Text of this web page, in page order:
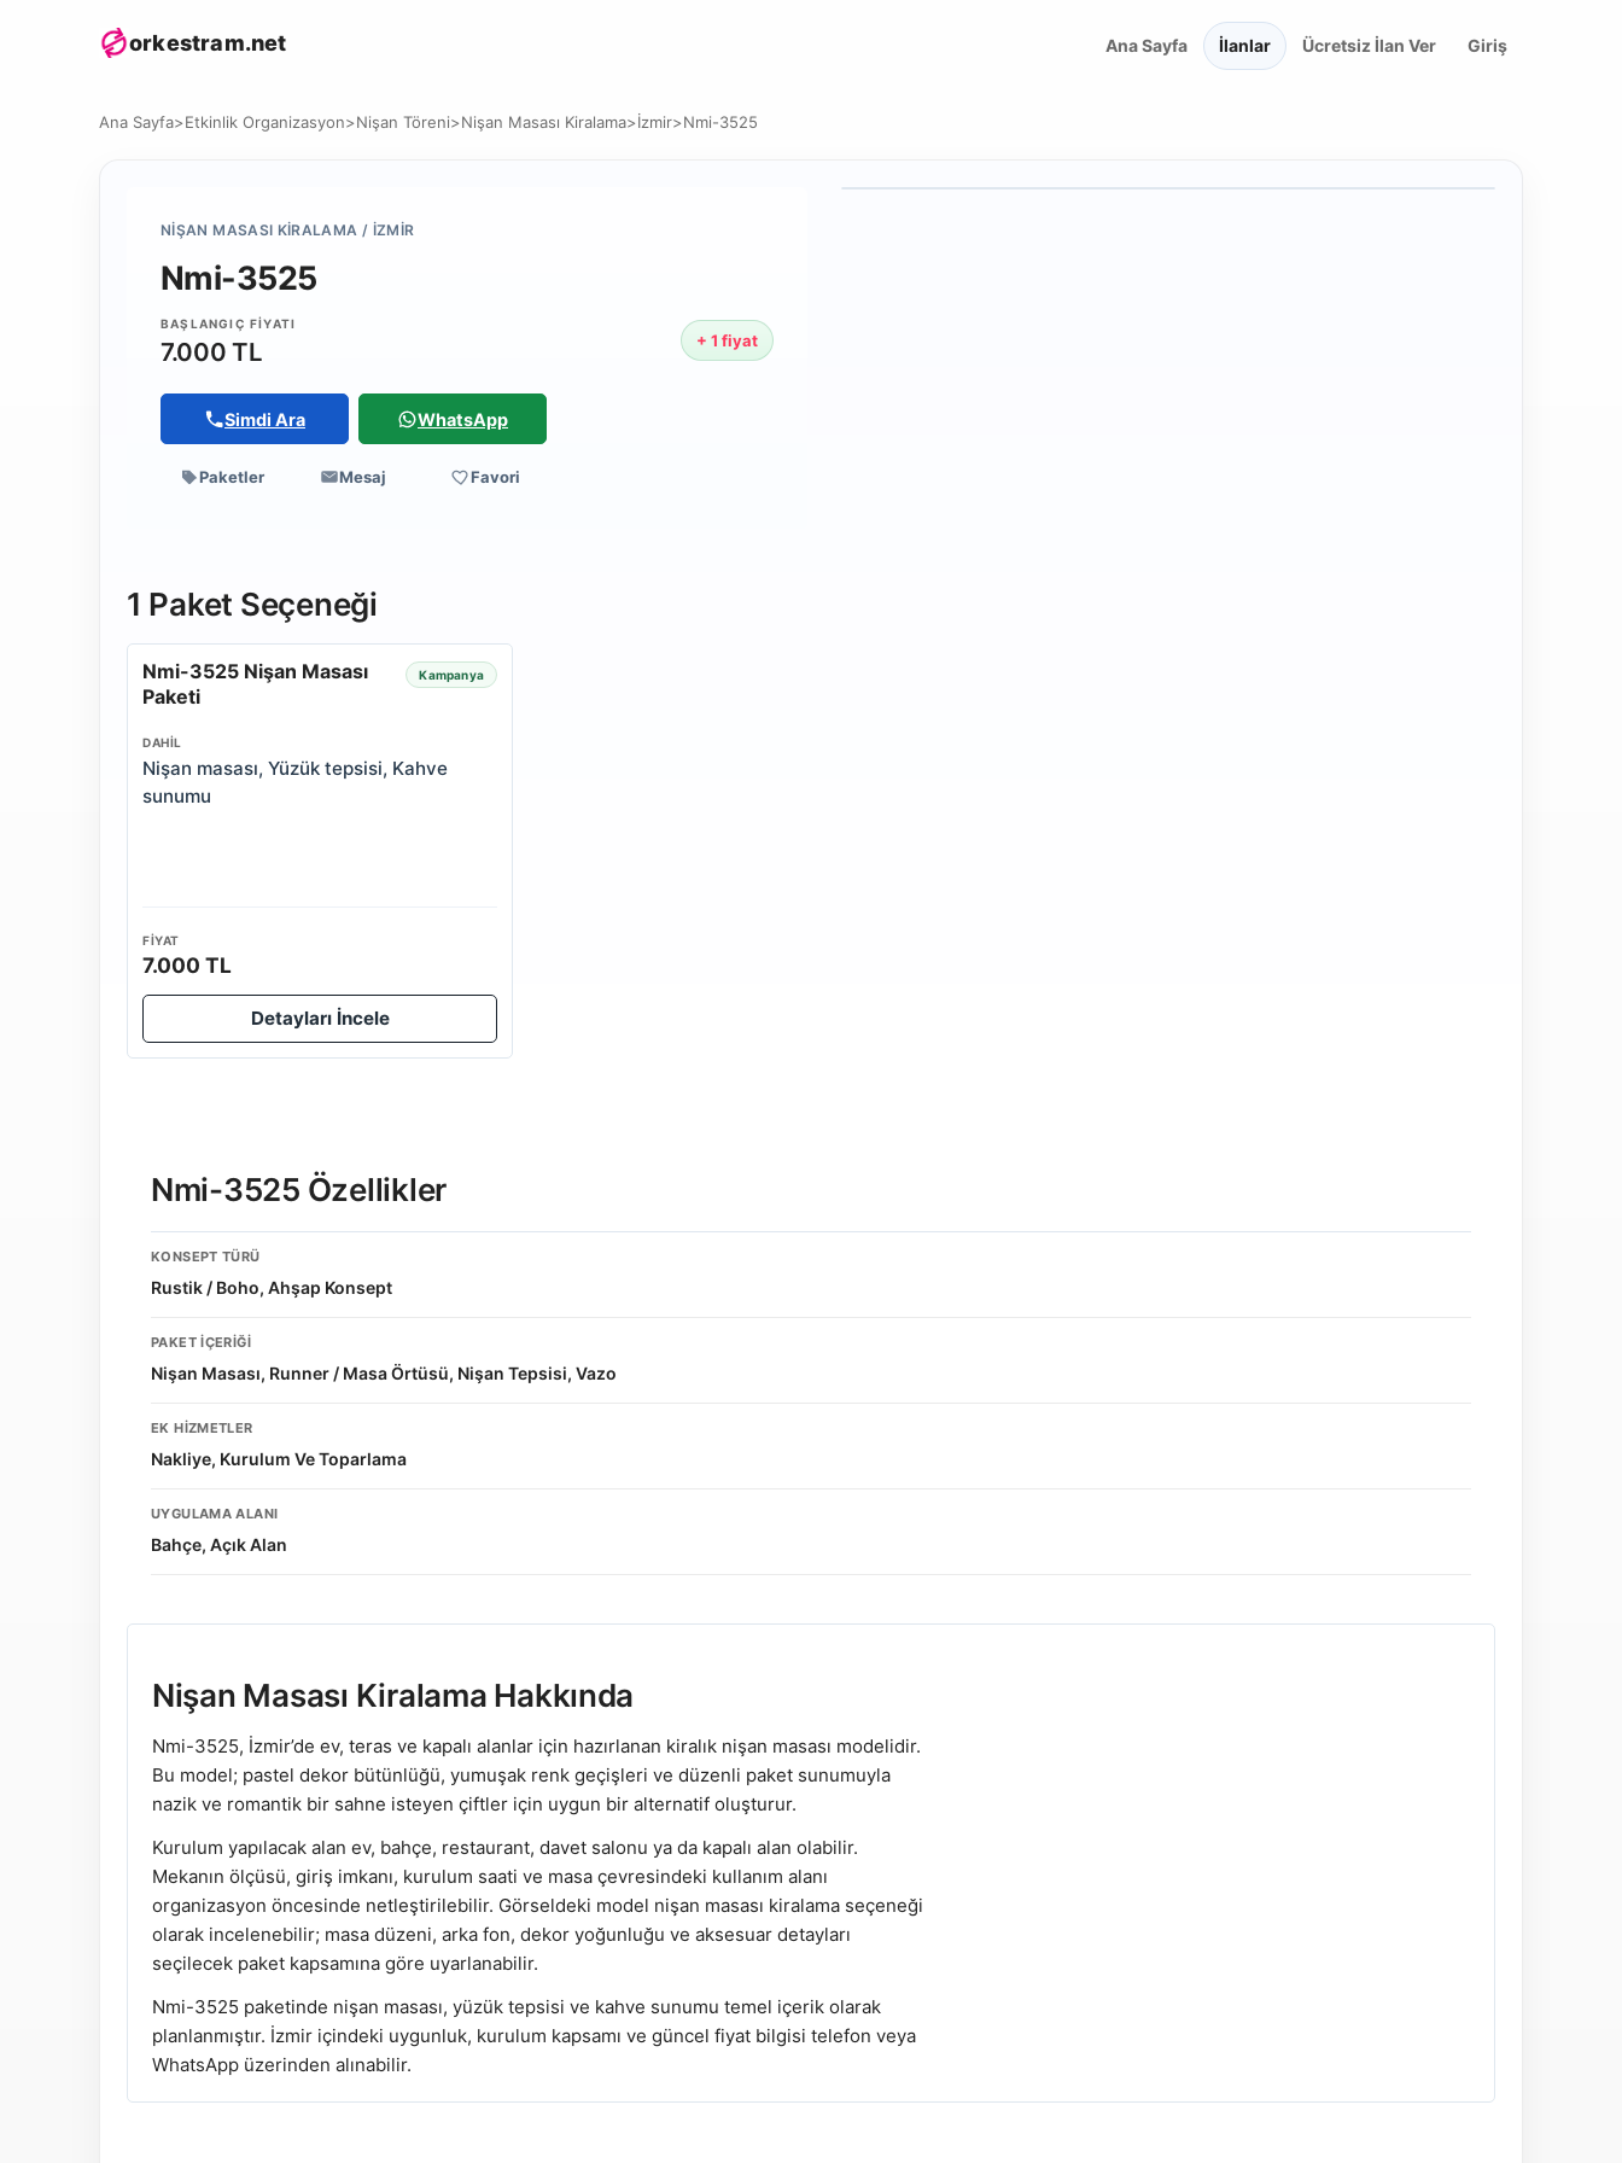
orkestram.net Ana Sayfa İlanlar Ücretsiz İlan Ver Giriş
Ana Sayfa>Etkinlik Organizasyon>Nişan Töreni>Nişan Masası Kiralama>İzmir>Nmi-3525
NIŞAN MASASI KIRALAMA / İZMIR
Nmi-3525
BAŞLANGIÇ FIYATI
7.000 TL + 1 fiyat
Simdi Ara WhatsApp
Paketler Mesaj Favori
1 Paket Seçeneği
Nmi-3525 Nişan Masası
Paketi
Kampanya
DAHIL
Nişan masası, Yüzük tepsisi, Kahve
sunumu
FIYAT
7.000 TL
Detayları İncele
Nmi-3525 Özellikler
KONSEPT TÜRÜ
Rustik / Boho, Ahşap Konsept
PAKET İÇERIĞI
Nişan Masası, Runner / Masa Örtüsü, Nişan Tepsisi, Vazo
EK HIZMETLER
Nakliye, Kurulum Ve Toparlama
UYGULAMA ALANI
Bahçe, Açık Alan
Nişan Masası Kiralama Hakkında
Nmi-3525, İzmir’de ev, teras ve kapalı alanlar için hazırlanan kiralık nişan masası modelidir.
Bu model; pastel dekor bütünlüğü, yumuşak renk geçişleri ve düzenli paket sunumuyla
nazik ve romantik bir sahne isteyen çiftler için uygun bir alternatif oluşturur.
Kurulum yapılacak alan ev, bahçe, restaurant, davet salonu ya da kapalı alan olabilir.
Mekanın ölçüsü, giriş imkanı, kurulum saati ve masa çevresindeki kullanım alanı
organizasyon öncesinde netleştirilebilir. Görseldeki model nişan masası kiralama seçeneği
olarak incelenebilir; masa düzeni, arka fon, dekor yoğunluğu ve aksesuar detayları
seçilecek paket kapsamına göre uyarlanabilir.
Nmi-3525 paketinde nişan masası, yüzük tepsisi ve kahve sunumu temel içerik olarak
planlanmıştır. İzmir içindeki uygunluk, kurulum kapsamı ve güncel fiyat bilgisi telefon veya
WhatsApp üzerinden alınabilir.